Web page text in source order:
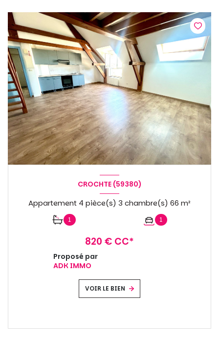
CROCHTE (59380)
Appartement 4 pièce(s) 3 chambre(s) 66 m²
1 1
820 € CC*
Proposé par
ADK IMMO
VOIR LE BIEN